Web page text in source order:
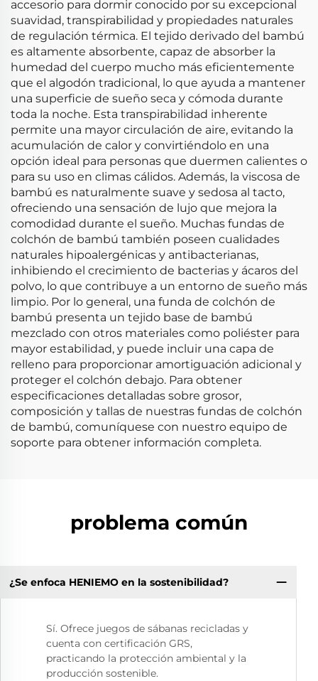
accesorio para dormir conocido por su excepcional
suavidad, transpirabilidad y propiedades naturales
de regulación térmica. El tejido derivado del bambú
es altamente absorbente, capaz de absorber la
humedad del cuerpo mucho más eficientemente
que el algodón tradicional, lo que ayuda a mantener
una superficie de sueño seca y cómoda durante
toda la noche. Esta transpirabilidad inherente
permite una mayor circulación de aire, evitando la
acumulación de calor y convirtiéndolo en una
opción ideal para personas que duermen calientes o
para su uso en climas cálidos. Además, la viscosa de
bambú es naturalmente suave y sedosa al tacto,
ofreciendo una sensación de lujo que mejora la
comodidad durante el sueño. Muchas fundas de
colchón de bambú también poseen cualidades
naturales hipoalergénicas y antibacterianas,
inhibiendo el crecimiento de bacterias y ácaros del
polvo, lo que contribuye a un entorno de sueño más
limpio. Por lo general, una funda de colchón de
bambú presenta un tejido base de bambú
mezclado con otros materiales como poliéster para
mayor estabilidad, y puede incluir una capa de
relleno para proporcionar amortiguación adicional y
proteger el colchón debajo. Para obtener
especificaciones detalladas sobre grosor,
composición y tallas de nuestras fundas de colchón
de bambú, comuníquese con nuestro equipo de
soporte para obtener información completa.
problema común
¿Se enfoca HENIEMO en la sostenibilidad?
Sí. Ofrece juegos de sábanas recicladas y
cuenta con certificación GRS,
practicando la protección ambiental y la
producción sostenible.